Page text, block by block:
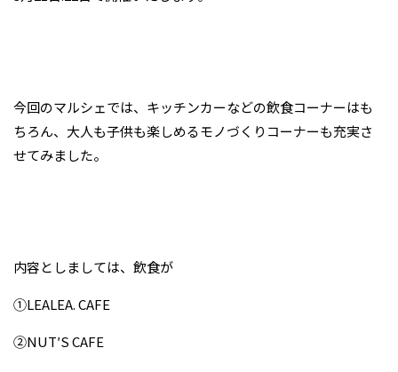
今回のマルシェでは、キッチンカーなどの飲食コーナーはも
ちろん、大人も子供も楽しめるモノづくりコーナーも充実さ
せてみました。
内容としましては、飲食が
①LEALEA. CAFE
②NUT′S CAFE